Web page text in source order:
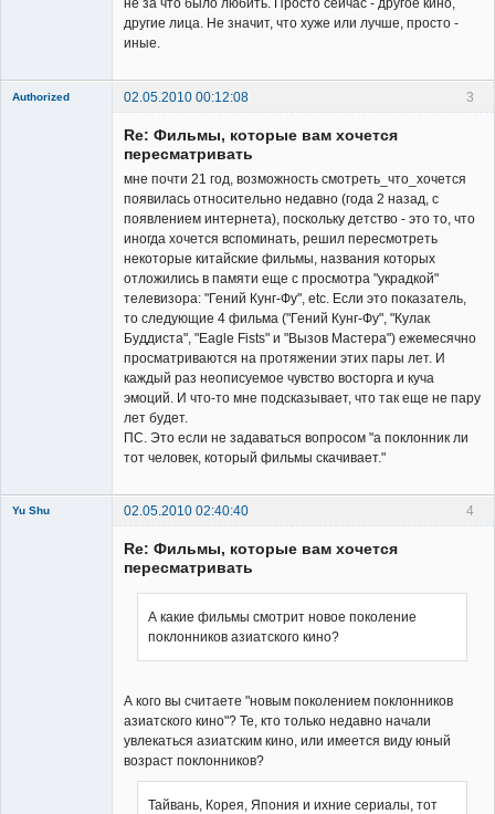
не за что было любить. Просто сейчас - другое кино,
другие лица. Не значит, что хуже или лучше, просто -
иные.
3
Authorized
02.05.2010 00:12:08
Re: Фильмы, которые вам хочется
пересматривать
мне почти 21 год, возможность смотреть_что_хочется
появилась относительно недавно (года 2 назад, с
появлением интернета), поскольку детство - это то, что
иногда хочется вспоминать, решил пересмотреть
некоторые китайские фильмы, названия которых
отложились в памяти еще с просмотра "украдкой"
телевизора: "Гений Кунг-Фу", etc. Если это показатель,
то следующие 4 фильма ("Гений Кунг-Фу", "Кулак
Буддиста", "Eagle Fists" и "Вызов Мастера") ежемесячно
просматриваются на протяжении этих пары лет. И
каждый раз неописуемое чувство восторга и куча
эмоций. И что-то мне подсказывает, что так еще не пару
лет будет.
ПС. Это если не задаваться вопросом "а поклонник ли
тот человек, который фильмы скачивает."
4
Yu Shu 02.05.2010 02:40:40
Re: Фильмы, которые вам хочется
пересматривать
А какие фильмы смотрит новое поколение
поклонников азиатского кино?
А кого вы считаете "новым поколением поклонников
азиатского кино"? Те, кто только недавно начали
увлекаться азиатским кино, или имеется виду юный
возраст поклонников?
Тайвань, Корея, Япония и ихние сериалы, тот